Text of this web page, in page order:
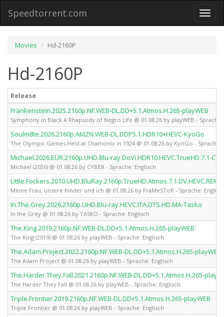
Toggle
Speedtorrent.com
Movies Hd-2160P
Hd-2160P
Release
Frankenstein.2025.2160p.NF.WEB-DL.DD+5.1.Atmos.H.265-playWEB
Symphony in Black A Rhapsody of Negro Life @ 01.08.26 by playWEB - Sprache:
Soulm8te.2026.2160p.AMZN.WEB-DL.DDP5.1.HDR10+HEVC-KyoGo
The Olympic Games Held at Chamonix in 1924 @ 01.08.26 by KyoGo - Sprache:
Michael.2026.EUR.2160p.UHD.Blu-ray.DoVi.HDR10.HEVC.TrueHD.7.1-
Michael (2026) @ 01.08.26 by CYBER - Sprache: Englisch
Meine Frau, unsere Kinder und ich @ 01.08.26 by FraMeSToR - Sprache:
In.The.Grey.2026.2160p.UHD.Blu-ray.HEVC.ITA.DTS.HD.MA-Tasko
In the Grey @ 01.08.26 by TASKO - Sprache: Englisch
The.King.2019.2160p.NF.WEB-DL.DD+5.1.Atmos.H.265-playWEB
The King (2019) @ 01.08.26 by playWEB - Sprache: Englisch
The.Adam.Project.2022.2160p.NF.WEB-DL.DD+5.1.Atmos.H.265-playWEB
The Adam Project @ 01.08.26 by playWEB - Sprache: Englisch
The.Harder.They.Fall.2021.2160p.NF.WEB-DL.DD+5.1.Atmos.H.265-
The Harder They Fall @ 01.08.26 by playWEB - Sprache: Englisch
Triple.Frontier.2019.2160p.NF.WEB-DL.DD+5.1.Atmos.H.265-playWEB
Triple Frontier @ 01.08.26 by playWEB - Sprache: Englisch